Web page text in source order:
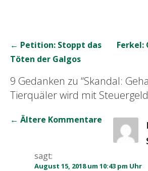
Beitrags-
Navigation
← Petition: Stoppt das
Töten der Galgos
Ferkel:
9 Gedanken zu “Skandal:
Tierquäler wird mit
Kommentar-
← Ältere Kommentare
sagt:
August 15, 2018 um 10:43 pm Uhr